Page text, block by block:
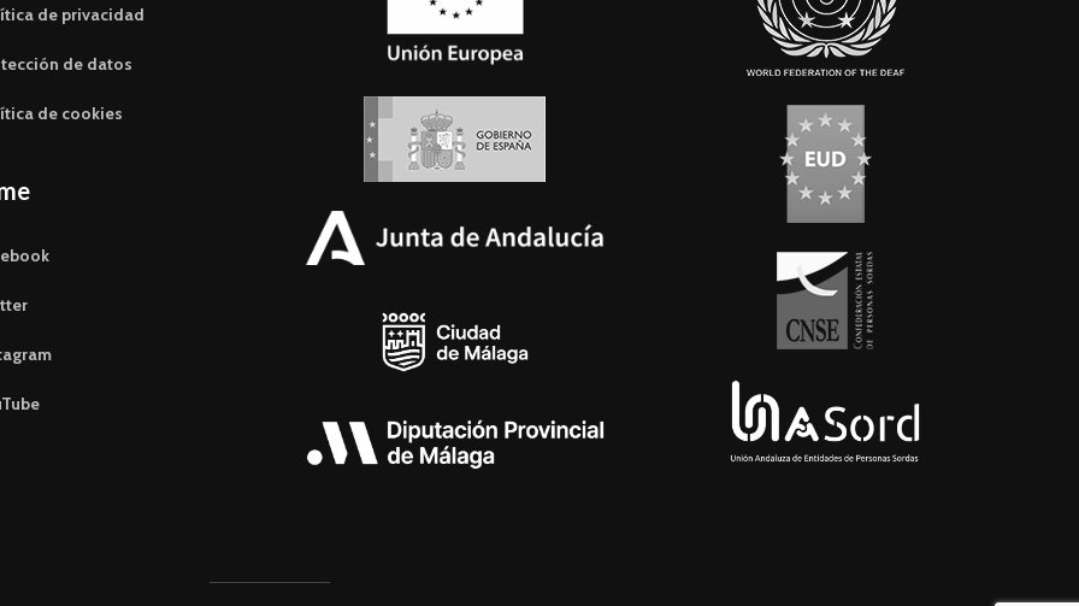
de privacidad
de datos
de cookies